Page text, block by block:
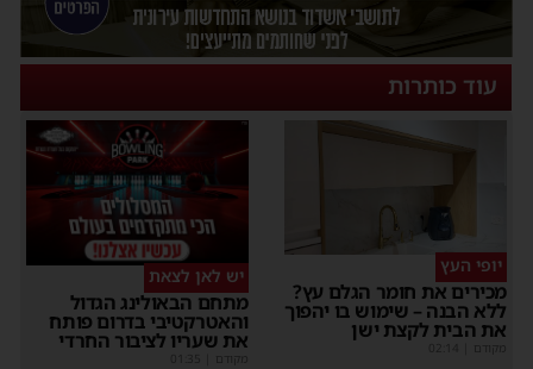
עוד כותרות
יופי העץ
מכירים את חומר הגלם עץ?
ללא הבנה – שימוש בו יהפוך
את הבית לקצת ישן
מקודם
יש לאן לצאת
מתחם הבאולינג הגדול
והאטרקטיבי בדרום פותח
את שעריו לציבור החרדי
מקודם